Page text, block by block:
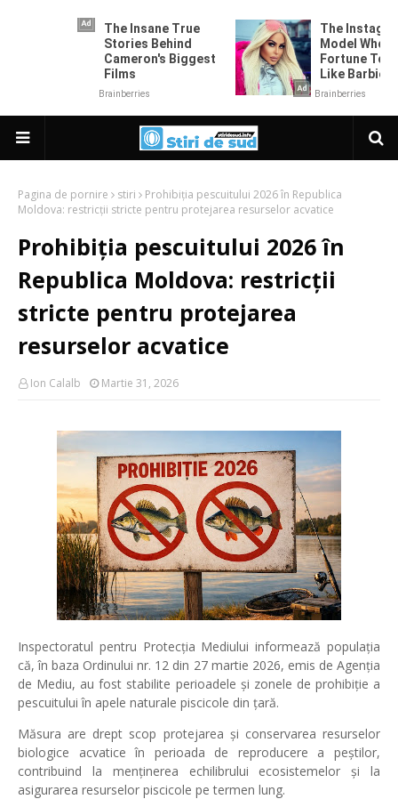
Pagina de pornire stiri
Prohibiția pescuitului 2026 în Republica
Moldova: restricții stricte pentru protejarea resurselor acvatice
Prohibiția pescuitului 2026 în
Republica Moldova: restricții
stricte pentru protejarea
resurselor acvatice
Ion Calalb Martie 31, 2026
Inspectoratul pentru Protecția Mediului informează populația
că, în baza Ordinului nr. 12 din 27 martie 2026, emis de Agenția
de Mediu, au fost stabilite perioadele și zonele de prohibiție a
pescuitului în apele naturale piscicole din țară.
Măsura are drept scop protejarea și conservarea resurselor
biologice acvatice în perioada de reproducere a peștilor,
contribuind la menținerea echilibrului ecosistemelor și la
asigurarea resurselor piscicole pe termen lung.